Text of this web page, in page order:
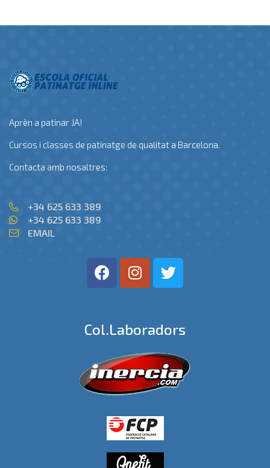
Aprèn a patinar JA!
Cursos i classes de patinatge de qualitat a Barcelona.
Contacta amb nosaltres:
+34 625 633 389
+34 625 633 389
EMAIL
Col.laboradors